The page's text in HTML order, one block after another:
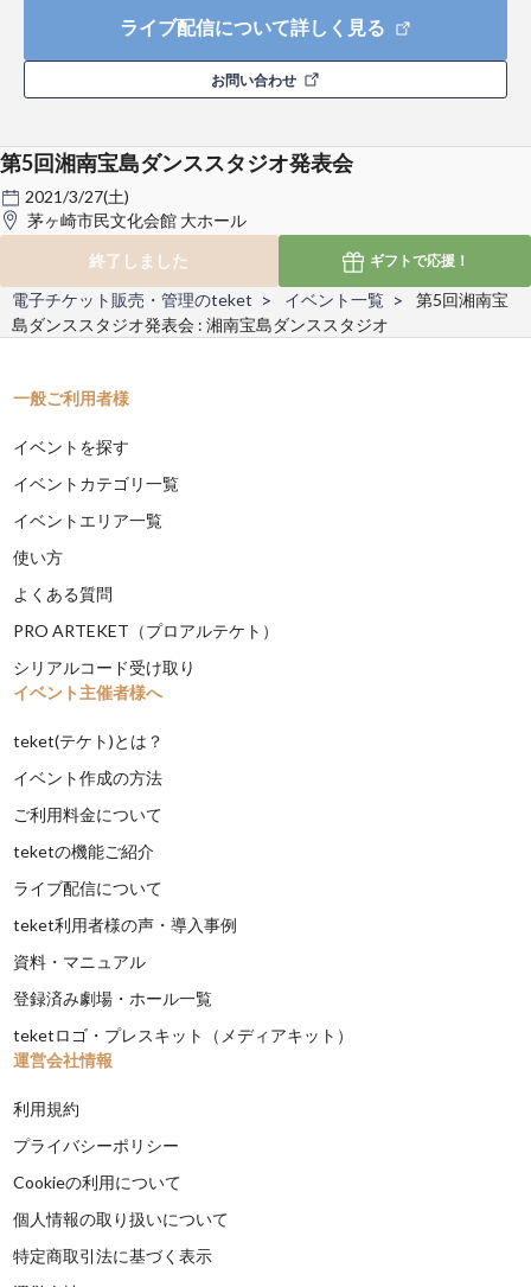
ライブ配信について詳しく見る
お問い合わせ
第5回湘南宝島ダンススタジオ発表会
2021/3/27(土)
茅ヶ崎市民文化会館 大ホール
終了しました
ギフトで応援！
電子チケット販売・管理のteket イベント一覧
第5回湘南宝
島ダンススタジオ発表会 : 湘南宝島ダンススタジオ
一般ご利用者様
イベントを探す
イベントカテゴリ一覧
イベントエリア一覧
使い方
よくある質問
PRO ARTEKET（プロアルテケト）
シリアルコード受け取り
イベント主催者様へ
teket(テケト)とは？
イベント作成の方法
ご利用料金について
teketの機能ご紹介
ライブ配信について
teket利用者様の声・導入事例
資料・マニュアル
登録済み劇場・ホール一覧
teketロゴ・プレスキット（メディアキット）
運営会社情報
利用規約
プライバシーポリシー
Cookieの利用について
個人情報の取り扱いについて
特定商取引法に基づく表示